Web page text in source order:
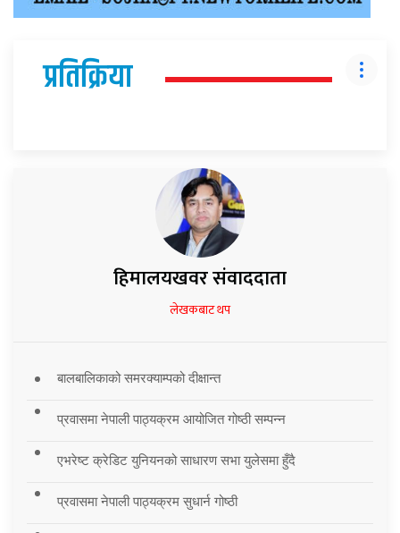
प्रतिक्रिया
हिमालयखवर संवाददाता
लेखकबाट थप
बालबालिकाको समरक्याम्पको दीक्षान्त
प्रवासमा नेपाली पाठ्यक्रम आयोजित गोष्ठी सम्पन्न
एभरेष्ट क्रेडिट युनियनको साधारण सभा युलेसमा हुँदै
प्रवासमा नेपाली पाठ्यक्रम सुधार्न गोष्ठी